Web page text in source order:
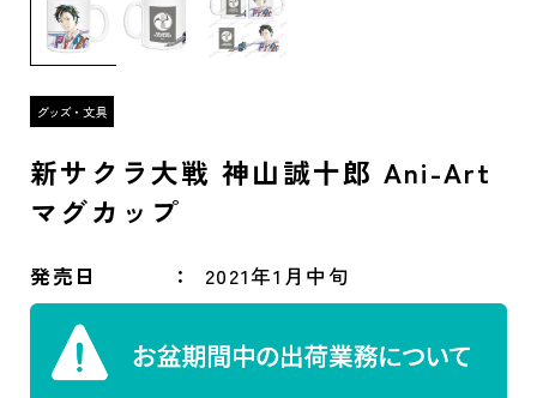
新サクラ大戦 神山誠十郎 Ani-Art
マグカップ
発売日 2021年1月中旬